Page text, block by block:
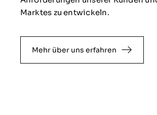
Marktes zu entwickeln.
Mehr über uns erfahren